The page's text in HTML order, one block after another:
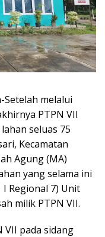
Setelah melalui
PTPN VII
seluas 75
Kecamatan
Agung (MA)
yang selama ini
Regional 7) Unit
milik PTPN VII.
VII pada sidang